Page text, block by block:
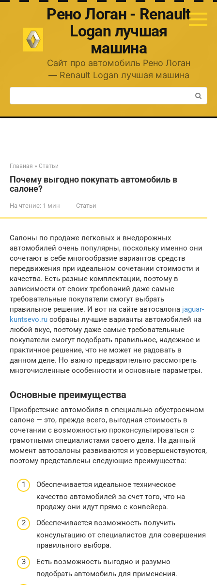
Перейти
Рено Логан - Renault
Logan лучшая
машина
Сайт про автомобиль Рено Логан
— Renault Logan лучшая машина
Поиск:
Главная » Статьи
Почему выгодно покупать автомобиль в
салоне?
На чтение: 1 мин Статьи
Салоны по продаже легковых и внедорожных
автомобилей очень популярны, поскольку именно они
сочетают в себе многообразие вариантов средств
передвижения при идеальном сочетании стоимости и
качества. Есть разные комплектации, поэтому в
зависимости от своих требований даже самые
требовательные покупатели смогут выбрать
правильное решение. И вот на сайте автосалона jaguar-
kuntsevo.ru собраны лучшие варианты автомобилей на
любой вкус, поэтому даже самые требовательные
покупатели смогут подобрать правильное, надежное и
практичное решение, что не может не радовать в
данном деле. Но важно предварительно рассмотреть
многочисленные особенности и основные параметры.
Основные преимущества
Приобретение автомобиля в специально обустроенном
салоне — это, прежде всего, выгодная стоимость в
сочетании с возможностью проконсультироваться с
грамотными специалистами своего дела. На данный
момент автосалоны развиваются и усовершенствуются,
поэтому представлены следующие преимущества:
Обеспечивается идеальное техническое
качество автомобилей за счет того, что на
продажу они идут прямо с конвейера.
Обеспечивается возможность получить
консультацию от специалистов для совершения
правильного выбора.
Есть возможность выгодно и разумно
подобрать автомобиль для применения.